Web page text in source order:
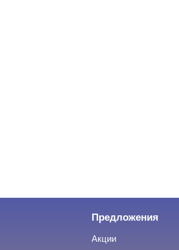
Предложения
Акции